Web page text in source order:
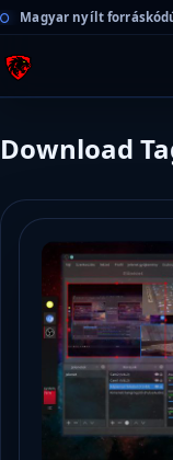
Magyar nyílt
Download